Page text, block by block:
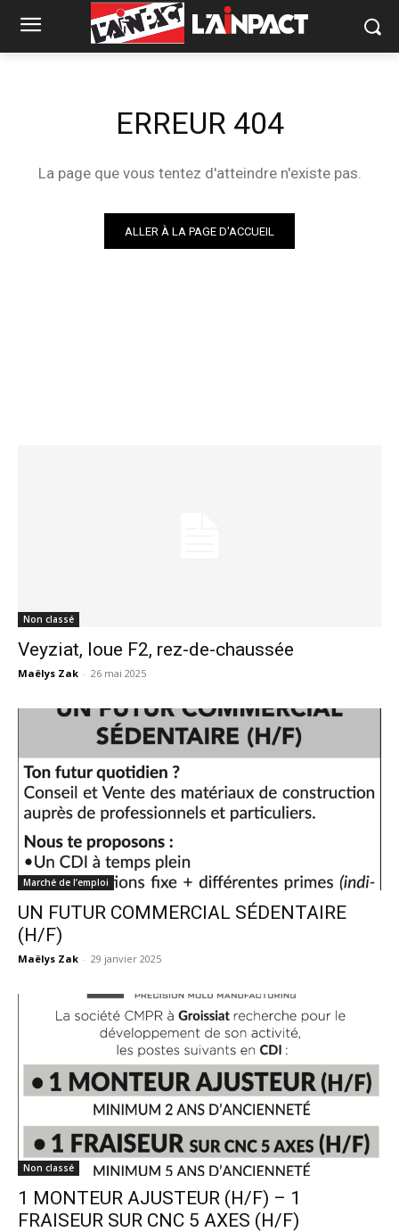
ERREUR 404
La page que vous tentez d'atteindre n'existe pas.
ALLER À LA PAGE D'ACCUEIL
Non classé
Veyziat, loue F2, rez-de-chaussée
Maëlys Zak - 26 mai 2025
Marché de l’emploi
UN FUTUR COMMERCIAL SÉDENTAIRE
(H/F)
Maëlys Zak - 29 janvier 2025
Non classé
1 MONTEUR AJUSTEUR (H/F) – 1
FRAISEUR SUR CNC 5 AXES (H/F)